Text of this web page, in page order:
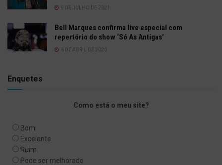
9 DE JULHO DE 2021
Bell Marques confirma live especial com
repertório do show ‘Só As Antigas’
6 DE ABRIL DE 2020
Enquetes
Como está o meu site?
Bom
Excelente
Ruim
Pode ser melhorado